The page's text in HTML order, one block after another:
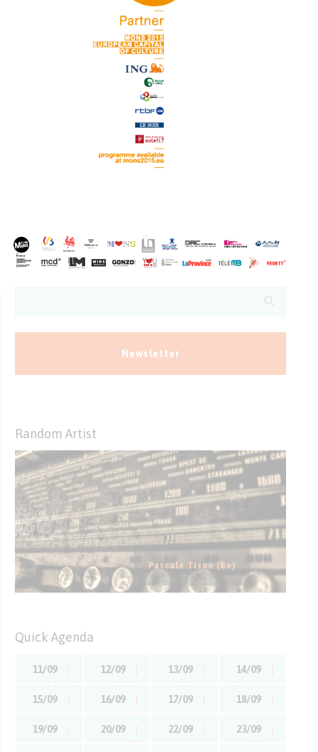
Newsletter
Random Artist
Pascale Tison (Be)
Quick Agenda
11/09 12/09 13/09 14/09
15/09 16/09 17/09 18/09
19/09 20/09 22/09 23/09